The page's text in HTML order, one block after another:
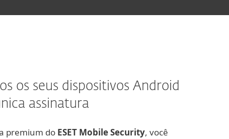
os seus dispositivos Android
assinatura
premium do ESET Mobile Security, você